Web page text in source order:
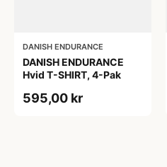
DANISH ENDURANCE
DANISH ENDURANCE
Hvid T-SHIRT, 4-Pak
595,00 kr